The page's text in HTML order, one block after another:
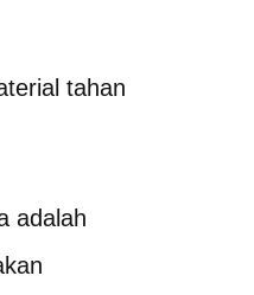
tahan
adalah